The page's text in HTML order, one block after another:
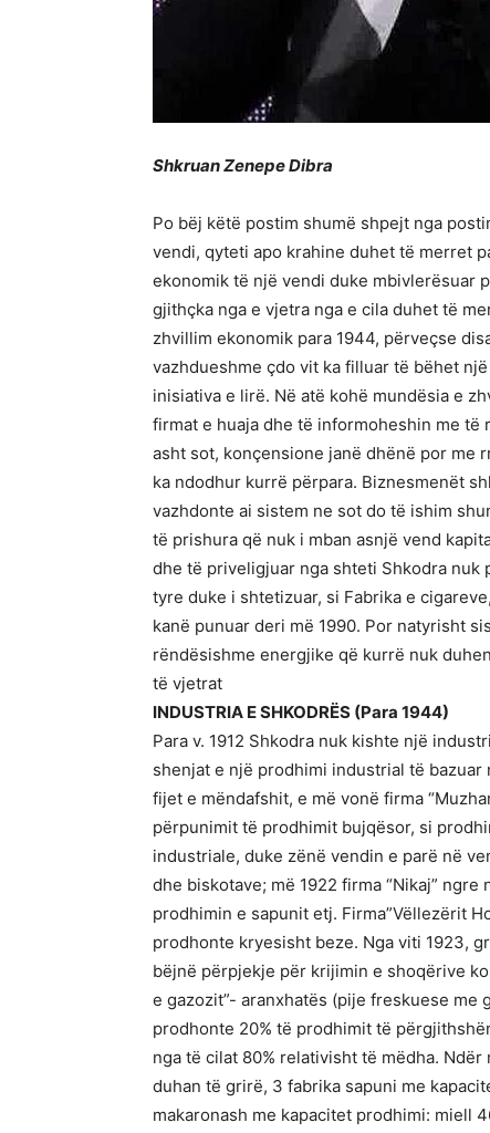
Shkruan Zenepe Dibra
Po bëj këtë postim shumë shpejt nga
vendi, qyteti apo krahine duhet të merret
ekonomik të një vendi duke mbivlerësuar
gjithçka nga e vjetra nga e cila duhet të
zhvillim ekonomik para 1944, përveçse
vazhdueshme çdo vit ka filluar të bëhet
inisiativa e lirë. Në atë kohë mundësia e
firmat e huaja dhe të informoheshin me
asht sot, konçensione janë dhënë por me
ka ndodhur kurrë përpara. Biznesmenët
vazhdonte ai sistem ne sot do të ishim
të prishura që nuk i mban asnjë vend
dhe të priveligjuar nga shteti Shkodra nuk
tyre duke i shtetizuar, si Fabrika e
kanë punuar deri më 1990. Por natyrisht
rëndësishme energjike që kurrë nuk
të vjetrat
INDUSTRIA E SHKODRËS (Para 1944)
Para v. 1912 Shkodra nuk kishte një
shenjat e një prodhimi industrial të bazuar
fijet e mëndafshit, e më vonë firma
përpunimit të prodhimit bujqësor, si
industriale, duke zënë vendin e parë në
dhe biskotave; më 1922 firma “Nikaj”
prodhimin e sapunit etj. Firma”Vëllezërit
prodhonte kryesisht beze. Nga viti 1923,
bëjnë përpjekje për krijimin e shoqërive
e gazozit”- aranxhatës (pije freskuese me
prodhonte 20% të prodhimit të
nga të cilat 80% relativisht të mëdha.
duhan të grirë, 3 fabrika sapuni me
makaronash me kapacitet prodhimi: miell